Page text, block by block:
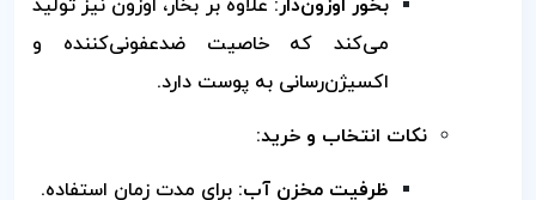
بخور اوزون‌دار: علاوه بر بخار، اوزون نیز تولید
می‌کند که خاصیت ضدعفونی‌کننده و
اکسیژن‌رسانی به پوست دارد.
نکات انتخاب و خرید:
ظرفیت مخزن آب: برای مدت زمان استفاده.